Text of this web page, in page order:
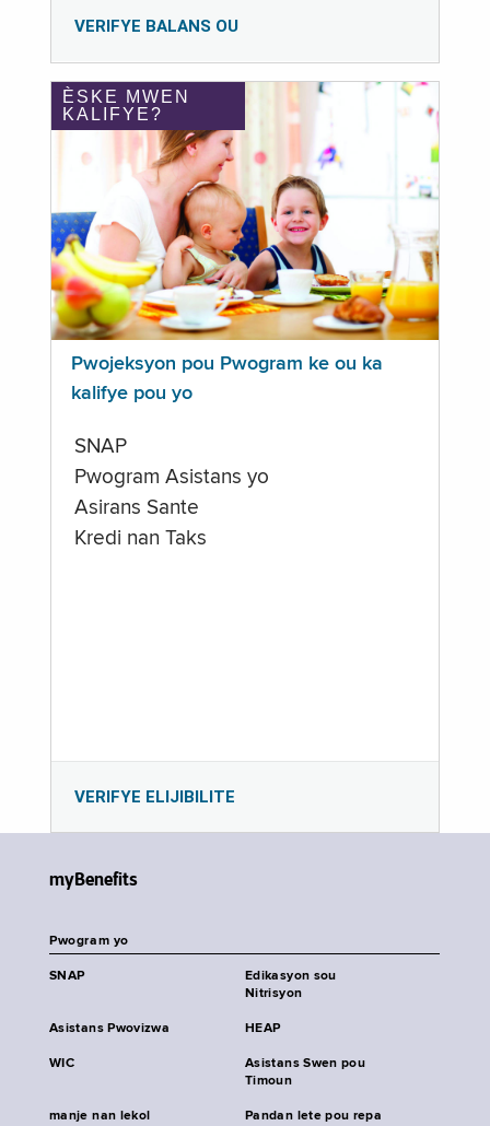
VERIFYE BALANS OU
ÈSKE MWEN
KALIFYE?
Pwojeksyon pou Pwogram ke ou ka
kalifye pou yo
SNAP
Pwogram Asistans yo
Asirans Sante
Kredi nan Taks
VERIFYE ELIJIBILITE
myBenefits
Pwogram yo
SNAP
Edikasyon sou
Nitrisyon
Asistans Pwovizwa HEAP
WIC
Asistans Swen pou
Timoun
manje nan lekol
Pandan lete pou repa